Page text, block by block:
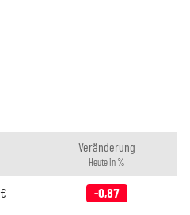
Veränderung
Heute in %
€ -0,87